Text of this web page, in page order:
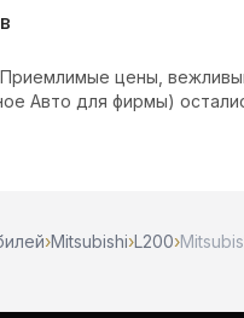
цены,
Авто для фирмы)
›Mitsubishi›L200›